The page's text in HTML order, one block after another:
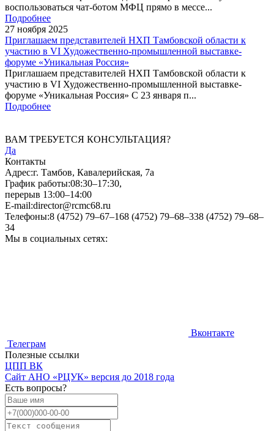
воспользоваться чат-ботом МФЦ прямо в мессе...
Подробнее
27 ноября 2025
Приглашаем представителей НХП Тамбовской области к
участию в VI Художественно-промышленной выставке-
форуме «Уникальная Россия»
Приглашаем представителей НХП Тамбовской области к
участию в VI Художественно-промышленной выставке-
форуме «Уникальная Россия» С 23 января п...
Подробнее
ВАМ ТРЕБУЕТСЯ КОНСУЛЬТАЦИЯ?
Да
Контакты
Адрес:г. Тамбов, Кавалерийская, 7а
График работы:08:30–17:30,
перерыв 13:00–14:00
E-mail:director@rcmc68.ru
Телефоны:8 (4752) 79–67–168 (4752) 79–68–338 (4752) 79–68–
34
Мы в социальных сетях:
Вконтакте
Телеграм
Полезные ссылки
ЦПП ВК
Cайт АНО «РЦУК» версия до 2018 года
Есть вопросы?